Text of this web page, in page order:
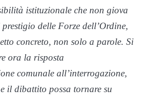
istituzionale che non giova
delle Forze dell’Ordine,
concreto, non solo a parole. Si
ora la risposta
comunale all’interrogazione,
il dibattito possa tornare su